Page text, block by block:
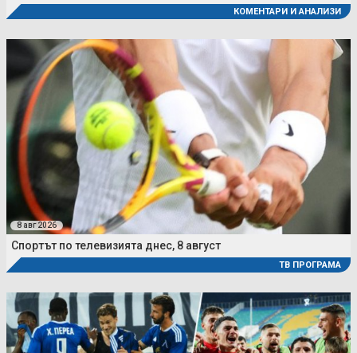
КОМЕНТАРИ И АНАЛИЗИ
8 авг 2026
Спортът по телевизията днес, 8 август
ТВ ПРОГРАМА